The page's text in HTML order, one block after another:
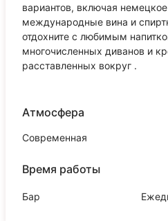
вариантов, включая
международные вина и
отдохните с любимым
многочисленных диванов и
расставленных вокруг .
Атмосфера
Современная
Время работы
Бар